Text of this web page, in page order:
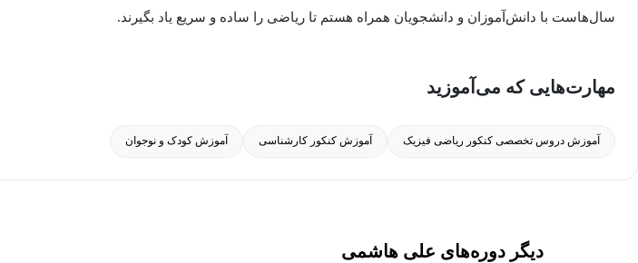
سال‌هاست با دانش‌آموزان و دانشجویان همراه هستم تا ریاضی را ساده و سریع یاد بگیرند.
فرقی نمی‌کنه که دانش آموز پایه هفتم باشی یا داوطلب کنکور ارشد، برای هر سطح و رشته، دوره ای
متناسب با نیازت طراحی شده است.
مهارت‌هایی که می‌آموزید
آموزش دروس تخصصی کنکور ریاضی فیزیک آموزش کنکور کارشناسی آموزش کودک و نوجوان
دیگر دوره‌های علی هاشمی